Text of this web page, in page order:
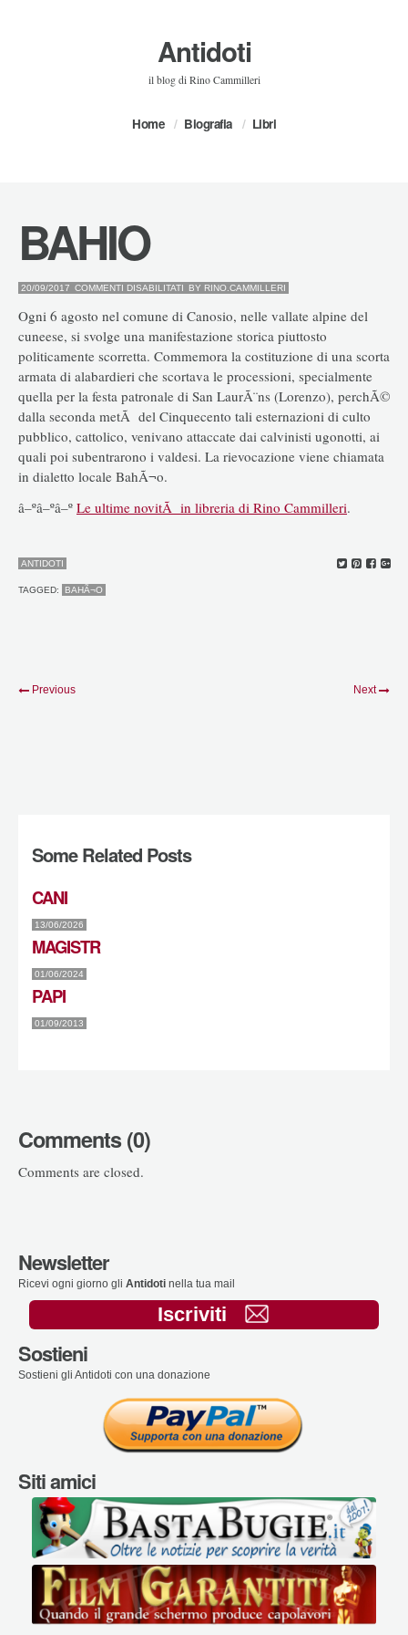
Antidoti
il blog di Rino Cammilleri
Home Biografia Libri
BAHIO
20/09/2017 COMMENTI DISABILITATI SU
BY RINO.CAMMILLERI
Ogni 6 agosto nel comune di Canosio, nelle vallate alpine del
cuneese, si svolge una manifestazione storica piuttosto
politicamente scorretta. Commemora la costituzione di una scorta
armata di alabardieri che scortava le processioni, specialmente
quella per la festa patronale di San LaurÃ¨ns (Lorenzo), perchÃ©
dalla seconda metÃ del Cinquecento tali esternazioni di culto
pubblico, cattolico, venivano attaccate dai calvinisti ugonotti, ai
quali poi subentrarono i valdesi. La rievocazione viene chiamata
in dialetto locale BahÃ¬o.
â–ºâ–ºâ–º Le ultime novitÃ in libreria di Rino Cammilleri.
ANTIDOTI
TAGGED: BAHÃ¬O
Previous Next
Some Related Posts
CANI
13/06/2026
MAGISTR
01/06/2024
PAPI
01/09/2013
Comments (0)
Comments are closed.
Newsletter
Ricevi ogni giorno gli Antidoti nella tua mail
Iscriviti
Sostieni
Sostieni gli Antidoti con una donazione
Siti amici